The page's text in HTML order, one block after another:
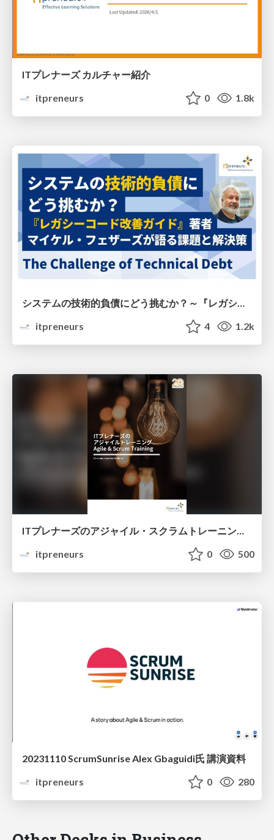
ITプレナーズ カルチャー紹介
itpreneurs
0 1.8k
itpreneurs
4 1.2k
ITプレナーズのアジャイル・スクラムトレーニング 紹介資料
itpreneurs
0 500
20231110 ScrumSunrise Alex Gbaguidi氏 講演資料
itpreneurs
0 280